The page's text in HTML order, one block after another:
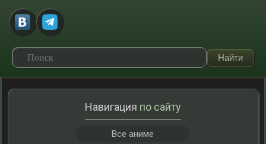
Навигация по сайту
Все аниме